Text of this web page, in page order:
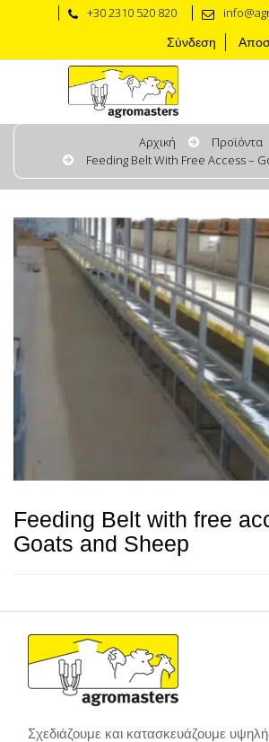
+30 2310 520 820
Σύνδεση
Αρχική
Προϊόντα
Feeding Belt With Free Access –
Feeding Belt with free
Goats and Sheep
Σχεδιάζουμε και κατασκευάζουμε